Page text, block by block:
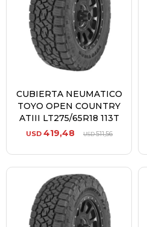
CUBIERTA NEUMATICO
TOYO OPEN COUNTRY
ATIII LT275/65R18 113T
USD 419,48 USD511,56